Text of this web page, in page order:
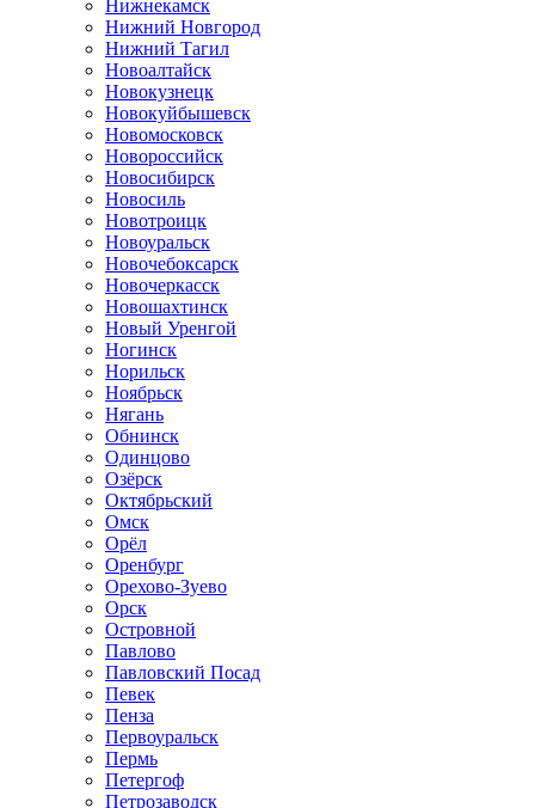
Нижнекамск
Нижний Новгород
Нижний Тагил
Новоалтайск
Новокузнецк
Новокуйбышевск
Новомосковск
Новороссийск
Новосибирск
Новосиль
Новотроицк
Новоуральск
Новочебоксарск
Новочеркасск
Новошахтинск
Новый Уренгой
Ногинск
Норильск
Ноябрьск
Нягань
Обнинск
Одинцово
Озёрск
Октябрьский
Омск
Орёл
Оренбург
Орехово-Зуево
Орск
Островной
Павлово
Павловский Посад
Певек
Пенза
Первоуральск
Пермь
Петергоф
Петрозаводск